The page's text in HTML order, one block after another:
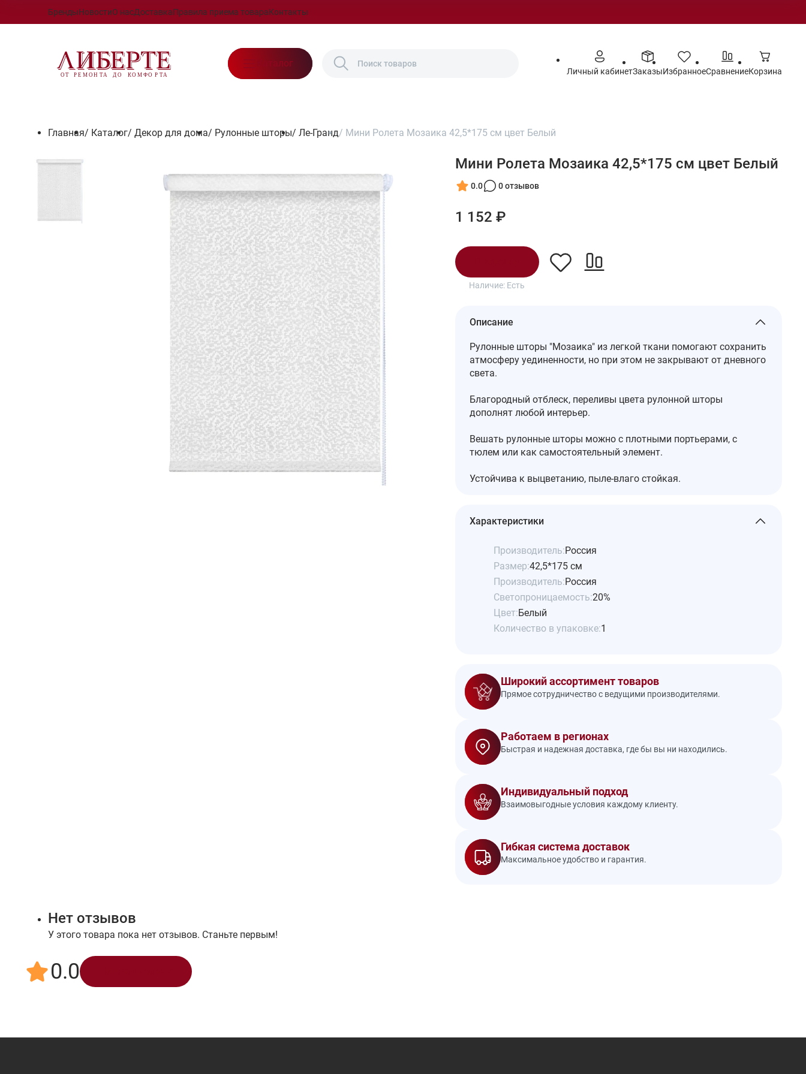
БрендыНовостиО насДоставкаПравила приема товараКонтакты
Каталог
Личный кабинетЗаказыИзбранноеСравнениеКорзина
Главная/ Каталог/ Декор для дома/ Рулонные шторы/ Ле-Гранд/ Мини Ролета Мозаика 42,5*175 см цвет Белый
Мини Ролета Мозаика 42,5*175 см цвет Белый
0.0 0 отзывов
1 152 ₽
Наличие: Есть
Описание
Рулонные шторы "Мозаика" из легкой ткани помогают сохранить
атмосферу уединенности, но при этом не закрывают от дневного
света.
Благородный отблеск, переливы цвета рулонной шторы
дополнят любой интерьер.
Вешать рулонные шторы можно с плотными портьерами, с
тюлем или как самостоятельный элемент.
Устойчива к выцветанию, пыле-влаго стойкая.
Характеристики
Производитель:Россия
Размер:42,5*175 см
Производитель:Россия
Светопроницаемость:20%
Цвет:Белый
Количество в упаковке:1
Широкий ассортимент товаров
Прямое сотрудничество с ведущими производителями.
Работаем в регионах
Быстрая и надежная доставка, где бы вы ни находились.
Индивидуальный подход
Взаимовыгодные условия каждому клиенту.
Гибкая система доставок
Максимальное удобство и гарантия.
Нет отзывов
У этого товара пока нет отзывов. Станьте первым!
0.0